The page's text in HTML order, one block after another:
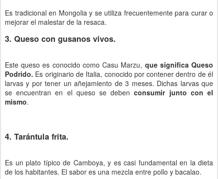
Es tradicional en Mongolia y se utiliza frecuentemente para curar o
mejorar el malestar de la resaca.
3. Queso con gusanos vivos.
Este queso es conocido como Casu Marzu, que significa Queso
Podrido. Es originario de Italia, conocido por contener dentro de él
larvas y por tener un añejamiento de 3 meses. Dichas larvas que
se encuentran en el queso se debenconsumir junto con el
mismo.
4. Tarántula frita.
Es un plato típico de Camboya, y es casi fundamental en la dieta
de los habitantes. El sabor es una mezcla entre pollo y bacalao.